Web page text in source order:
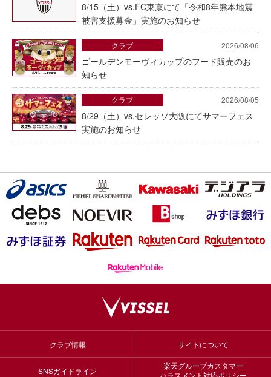
8/15（土）vs.FC東京にて「令和8年熊本地震
被害支援募金」実施のお知らせ
2026/08/06
ゴールデンモーヴィカップのフード販売のお
知らせ
クラブ
2026/08/05
8/29（土）vs.セレッソ大阪にてサマーフェス
実施のお知らせ
クラブ
クラブ情報 サイトについて
SNSガイドライン
楽天グループカスタマー
ハラスメント対応ポリシー